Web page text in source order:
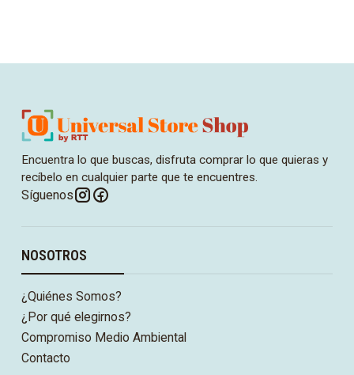
Encuentra lo que buscas, disfruta comprar lo que quieras y
recíbelo en cualquier parte que te encuentres.
Síguenos
NOSOTROS
¿Quiénes Somos?
¿Por qué elegirnos?
Compromiso Medio Ambiental
Contacto